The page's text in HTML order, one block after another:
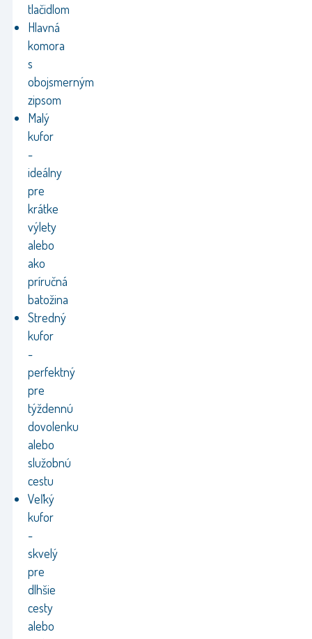
tlačidlom
Hlavná
komora
s
obojsmerným
zipsom
Malý
kufor
-
ideálny
pre
krátke
výlety
alebo
ako
príručná
batožina
Stredný
kufor
-
perfektný
pre
týždennú
dovolenku
alebo
služobnú
cestu
Veľký
kufor
-
skvelý
pre
dlhšie
cesty
alebo